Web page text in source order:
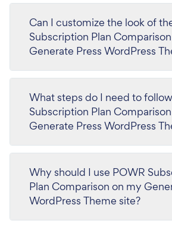
Can I customize the look of
Subscription Plan
Generate Press WordPress
What steps do I need to
Subscription Plan
Generate Press WordPress
Why should I use POWR
Plan Comparison on my
WordPress Theme site?